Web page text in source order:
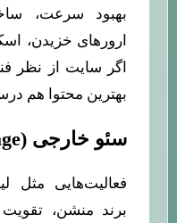
بهبود سرعت،
ارورهای خزیدن،
اگر سایت از نظر
بهترین محتوا هم
سئو خارجی (Off-Page)
فعالیت‌هایی مثل
برند منشن، تقویت